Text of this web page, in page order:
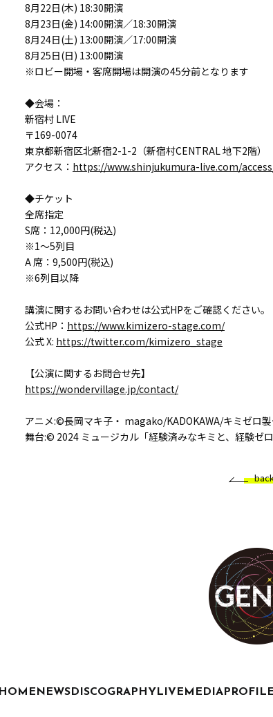
8月22日(木) 18:30開演
8月23日(金) 14:00開演／18:30開演
8月24日(土) 13:00開演／17:00開演
8月25日(日) 13:00開演
※ロビー開場・客席開場は開演の45分前となります
◆会場：
新宿村 LIVE
〒169-0074
東京都新宿区北新宿2-1-2（新宿村CENTRAL 地下2階）
アクセス： https://www.shinjukumura-live.com/
◆チケット
全席指定
S席：12,000円(税込)
※1～5列目
A 席：9,500円(税込)
※6列目以降
講演に関するお問い合わせは公式HPをご確認ください。
公式HP： https://www.kimizero-stage.com/
公式 X: https://twitter.com/kimizero_stage
【公演に関するお問合せ先】
https://wondervillage.jp/contact/
アニメ:©長岡マキ子・ magako/KADOKAWA/キミゼロ
舞台:© 2024 ミュージカル「経験済みなキミと、経験ゼ
HOME NEWSDISCOGRAPHY LIVE MEDIAPROFILE